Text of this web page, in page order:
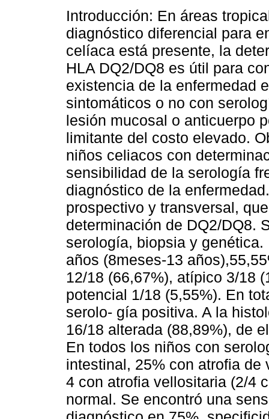
Introducción: En áreas
diagnóstico diferencial para
celíaca está presente, la
HLA DQ2/DQ8 es útil para
existencia de la enfermedad
sintomáticos o no con
lesión mucosal o anticuerpo
limitante del costo elevado.
niños celiacos con
sensibilidad de la serología
diagnóstico de la
prospectivo y transversal,
determinación de DQ2/DQ8.
serología, biopsia y
años (8meses-13
12/18 (66,67%), atípico 3/18
potencial 1/18 (5,55%). En
serolo- gía positiva. A la
16/18 alterada (88,89%), de
En todos los niños con
intestinal, 25% con atrofia
4 con atrofia vellositaria (2/4
normal. Se encontró una